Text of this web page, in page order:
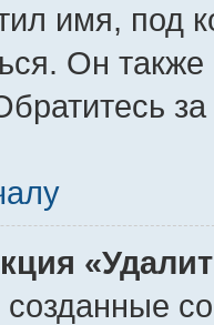
имя, под
Он